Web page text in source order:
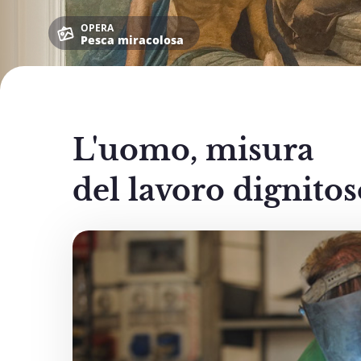
OPERA
Pesca miracolosa
L'uomo, misura
del lavoro